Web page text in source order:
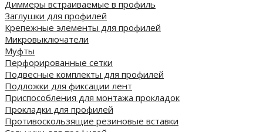
Диммеры встраиваемые в профиль
Заглушки для профилей
Крепежные элементы для профилей
Микровыключатели
Муфты
Перфорированные сетки
Подвесные комплекты для профилей
Подложки для фиксации лент
Приспособления для монтажа прокладок
Прокладки для профилей
Противоскользящие резиновые вставки